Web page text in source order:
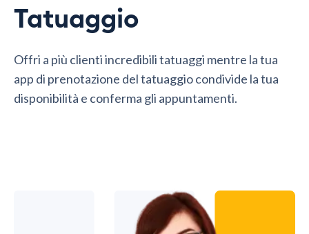
Tatuaggio
Offri a più clienti incredibili tatuaggi mentre la tua
app di prenotazione del tatuaggio condivide la tua
disponibilità e conferma gli appuntamenti.